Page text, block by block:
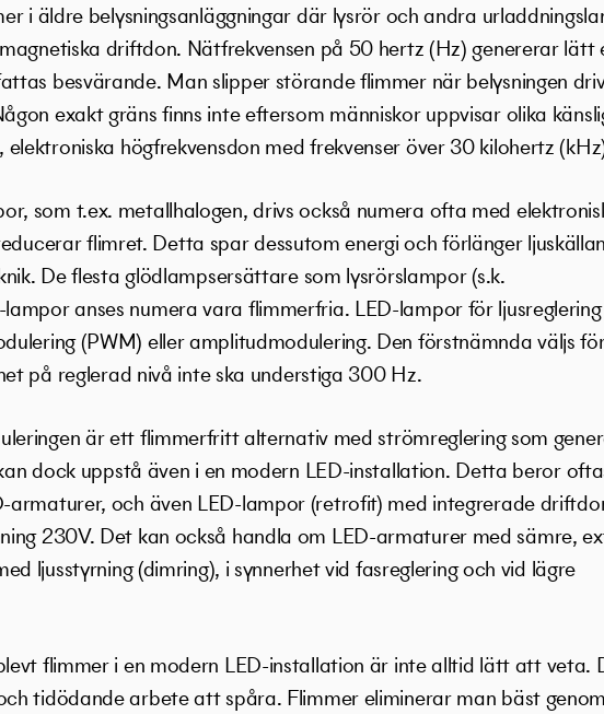
i äldre belysningsanläggningar där lysrör och andra
driftdon. Nätfrekvensen på 50 hertz (Hz) genererar lätt
besvärande. Man slipper störande flimmer när belysningen
exakt gräns finns inte eftersom människor uppvisar olika
högfrekvensdon med frekvenser över 30 kilohertz
som t.ex. metallhalogen, drivs också numera ofta med
flimret. Detta spar dessutom energi och förlänger
De flesta glödlampsersättare som lysrörslampor (s.k.
anses numera vara flimmerfria. LED-lampor för
(PWM) eller amplitudmodulering. Den förstnämnda väljs
på reglerad nivå inte ska understiga 300 Hz.
är ett flimmerfritt alternativ med strömreglering som
dock uppstå även i en modern LED-installation. Detta beror
armaturer, och även LED-lampor (retrofit) med integrerade
230V. Det kan också handla om LED-armaturer med sämre,
ljusstyrning (dimring), i synnerhet vid fasreglering och vid lägre
flimmer i en modern LED-installation är inte alltid lätt att veta.
tidödande arbete att spåra. Flimmer eliminerar man bäst